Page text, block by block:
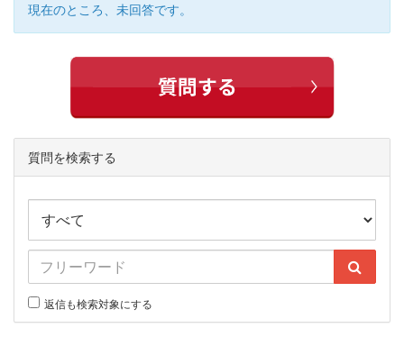
現在のところ、未回答です。
質問を検索する
返信も検索対象にする